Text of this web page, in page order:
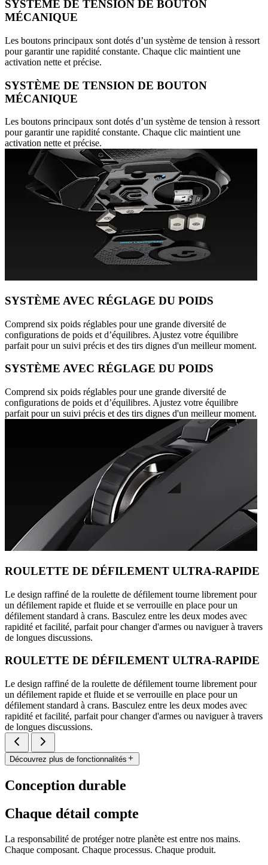
SYSTÈME DE TENSION DE BOUTON
MÉCANIQUE
Les boutons principaux sont dotés d’un système de tension à ressort
pour garantir une rapidité constante. Chaque clic maintient une
activation nette et précise.
SYSTÈME DE TENSION DE BOUTON
MÉCANIQUE
Les boutons principaux sont dotés d’un système de tension à ressort
pour garantir une rapidité constante. Chaque clic maintient une
activation nette et précise.
SYSTÈME AVEC RÉGLAGE DU POIDS
Comprend six poids réglables pour une grande diversité de
configurations de poids et d’équilibres. Ajustez votre équilibre
parfait pour un suivi précis et des tirs dignes d'un meilleur moment.
SYSTÈME AVEC RÉGLAGE DU POIDS
Comprend six poids réglables pour une grande diversité de
configurations de poids et d’équilibres. Ajustez votre équilibre
parfait pour un suivi précis et des tirs dignes d'un meilleur moment.
ROULETTE DE DÉFILEMENT ULTRA-RAPIDE
Le design raffiné de la roulette de défilement tourne librement pour
un défilement rapide et fluide et se verrouille en place pour un
défilement standard à crans. Basculez entre les deux modes avec
rapidité et facilité, parfait pour changer d'armes ou naviguer à travers
de longues discussions.
ROULETTE DE DÉFILEMENT ULTRA-RAPIDE
Le design raffiné de la roulette de défilement tourne librement pour
un défilement rapide et fluide et se verrouille en place pour un
défilement standard à crans. Basculez entre les deux modes avec
rapidité et facilité, parfait pour changer d'armes ou naviguer à travers
de longues discussions.
Découvrez plus de fonctionnalités
Conception durable
Chaque détail compte
La responsabilité de protéger notre planète est entre nos mains.
Chaque composant. Chaque processus. Chaque produit.